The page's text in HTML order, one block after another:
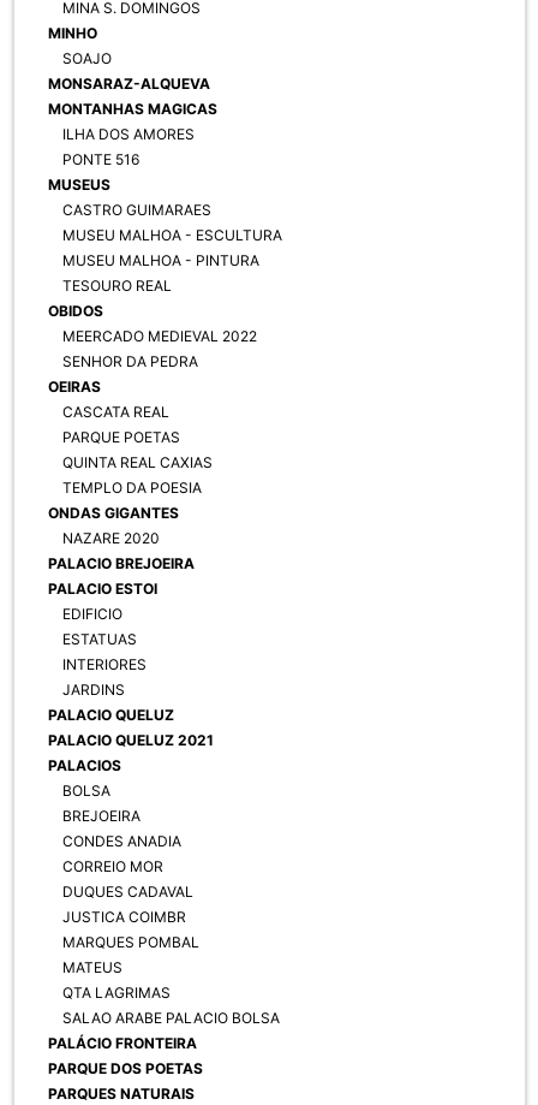
MINA S. DOMINGOS
MINHO
SOAJO
MONSARAZ-ALQUEVA
MONTANHAS MAGICAS
ILHA DOS AMORES
PONTE 516
MUSEUS
CASTRO GUIMARAES
MUSEU MALHOA - ESCULTURA
MUSEU MALHOA - PINTURA
TESOURO REAL
OBIDOS
MEERCADO MEDIEVAL 2022
SENHOR DA PEDRA
OEIRAS
CASCATA REAL
PARQUE POETAS
QUINTA REAL CAXIAS
TEMPLO DA POESIA
ONDAS GIGANTES
NAZARE 2020
PALACIO BREJOEIRA
PALACIO ESTOI
EDIFICIO
ESTATUAS
INTERIORES
JARDINS
PALACIO QUELUZ
PALACIO QUELUZ 2021
PALACIOS
BOLSA
BREJOEIRA
CONDES ANADIA
CORREIO MOR
DUQUES CADAVAL
JUSTICA COIMBR
MARQUES POMBAL
MATEUS
QTA LAGRIMAS
SALAO ARABE PALACIO BOLSA
PALÁCIO FRONTEIRA
PARQUE DOS POETAS
PARQUES NATURAIS